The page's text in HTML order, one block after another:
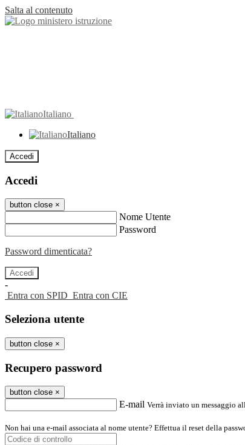
Salta al contenuto
Italiano
Italiano
Accedi
Accedi
button close ×
Nome Utente
Password
Password dimenticata?
-
Entra con SPID Entra con CIE
Seleziona utente
button close ×
Recupero password
button close ×
E-mail Verrà inviato un messaggio
Non hai una e-mail associata al nome utente? Effettua il reset della